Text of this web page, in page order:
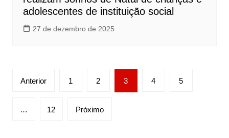
adolescentes de instituição social
27 de dezembro de 2025
Paginação
posts
Anterior 1 2 3 4 5
… 12 Próximo